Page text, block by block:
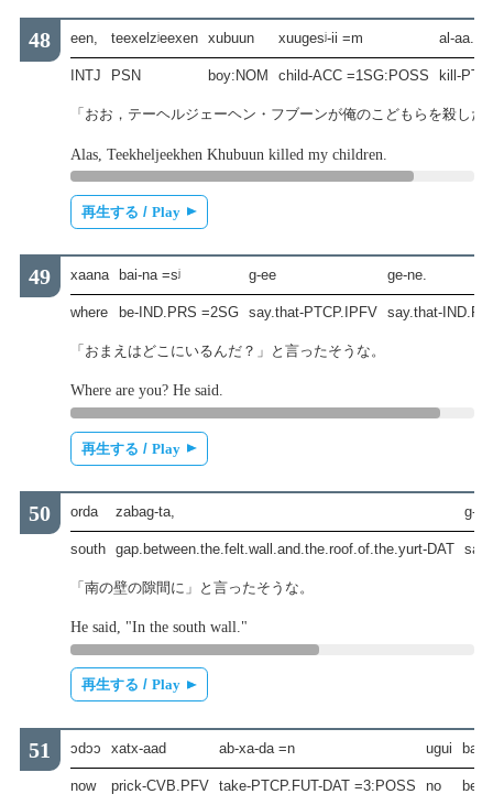
een, teexelzʲeexen xubuun xuugesʲ-ii =m al-aa.
INTJ PSN boy:NOM child-ACC =1SG:POSS kill-
「おお，テーヘルジェーヘン・フブーンが俺のこどもらを殺した
Alas, Teekheljeekhen Khubuun killed my children.
再生する /Play
xaana bai-na =sʲ g-ee ge-ne.
where be-IND.PRS =2SG say.that-PTCP.IPFV say.that-
「おまえはどこにいるんだ？」と言ったそうな。
Where are you? He said.
再生する /Play
orda zabag-ta, g-ee
south gap.between.the.felt.wall.and.the.roof.of.the.yurt-DAT
「南の壁の隙間に」と言ったそうな。
He said, "In the south wall."
再生する /Play
ɔdɔɔ xatx-aad ab-xa-da =n ugui bai-
now prick-CVB.PFV take-PTCP.FUT-DAT =3:POSS no be-